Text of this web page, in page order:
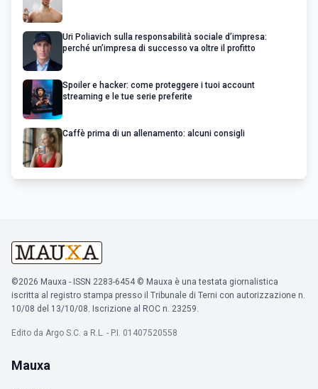
Uri Poliavich sulla responsabilità sociale d’impresa:
perché un’impresa di successo va oltre il profitto
Spoiler e hacker: come proteggere i tuoi account
streaming e le tue serie preferite
Caffè prima di un allenamento: alcuni consigli
©2026 Mauxa - ISSN 2283-6454 © Mauxa è una testata giornalistica
iscritta al registro stampa presso il Tribunale di Terni con autorizzazione n.
10/08 del 13/10/08. Iscrizione al ROC n. 23259.
Edito da Argo S.C. a R.L. - P.I. 01407520558
Mauxa